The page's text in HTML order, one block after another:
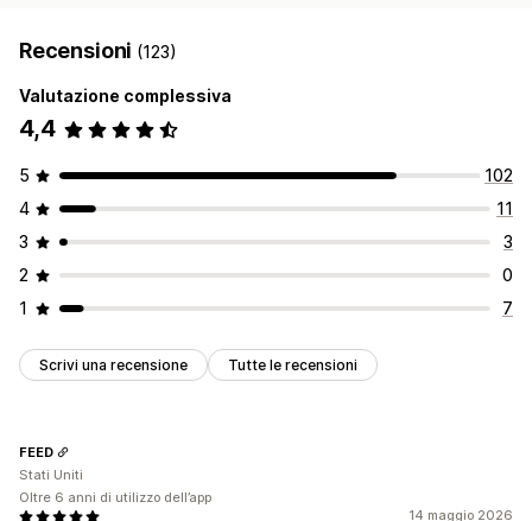
Recensioni (123)
Valutazione complessiva
4,4
5
102
4
11
3
3
2
0
1
7
Scrivi una recensione Tutte le recensioni
14 maggio 2026
FEED
Stati Uniti
Oltre 6 anni di utilizzo dell’app